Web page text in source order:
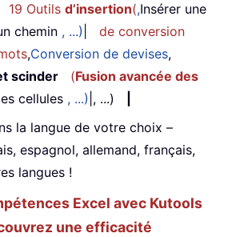
19 Outils d’insertion(,Insérer une
chemin , ...)
de conversion
,Conversion de devises,
scinder (Fusion avancée des
cellules , ...) |, ...)
la langue de votre choix –
espagnol, allemand, français,
langues !
Excel avec Kutools
une efficacité